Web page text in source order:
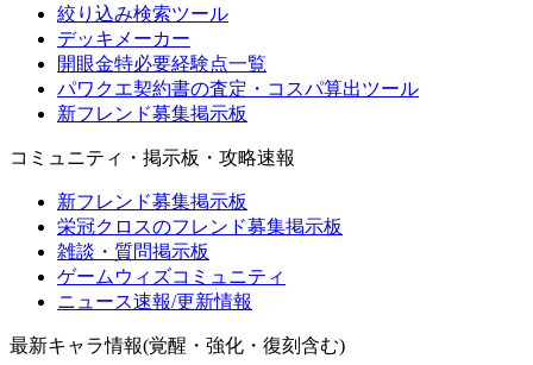
絞り込み検索ツール
デッキメーカー
開眼金特必要経験点一覧
パワクエ契約書の査定・コスパ算出ツール
新フレンド募集掲示板
コミュニティ・掲示板・攻略速報
新フレンド募集掲示板
栄冠クロスのフレンド募集掲示板
雑談・質問掲示板
ゲームウィズコミュニティ
ニュース速報/更新情報
最新キャラ情報(覚醒・強化・復刻含む)